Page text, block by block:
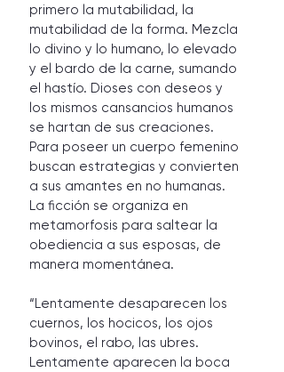
primero la mutabilidad, la
mutabilidad de la forma. Mezcla
lo divino y lo humano, lo elevado
y el bardo de la carne, sumando
el hastío. Dioses con deseos y
los mismos cansancios humanos
se hartan de sus creaciones.
Para poseer un cuerpo femenino
buscan estrategias y convierten
a sus amantes en no humanas.
La ficción se organiza en
metamorfosis para saltear la
obediencia a sus esposas, de
manera momentánea.
“Lentamente desaparecen los
cuernos, los hocicos, los ojos
bovinos, el rabo, las ubres.
Lentamente aparecen la boca